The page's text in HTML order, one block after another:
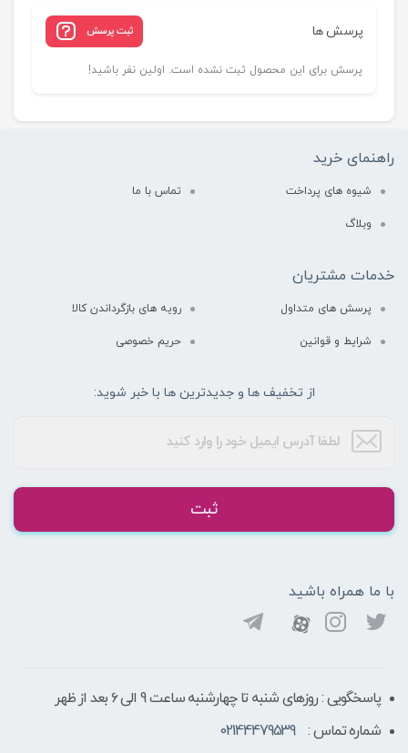
پرسش ها ثبت پرسش
پرسش برای این محصول ثبت نشده است. اولین نفر باشید!
راهنمای خرید
شیوه های پرداخت تماس با ما
وبلاگ
خدمات مشتریان
پرسش های متداول رویه های بازگرداندن کالا
شرایط و قوانین حریم خصوصی
از تخفیف ها و جدیدترین ها با خبر شوید:
ثبت
با ما همراه باشید
پاسخگویی : روزهای شنبه تا چهارشنبه ساعت 9 الی ۶ بعد از ظهر
شماره تماس :
02144479539